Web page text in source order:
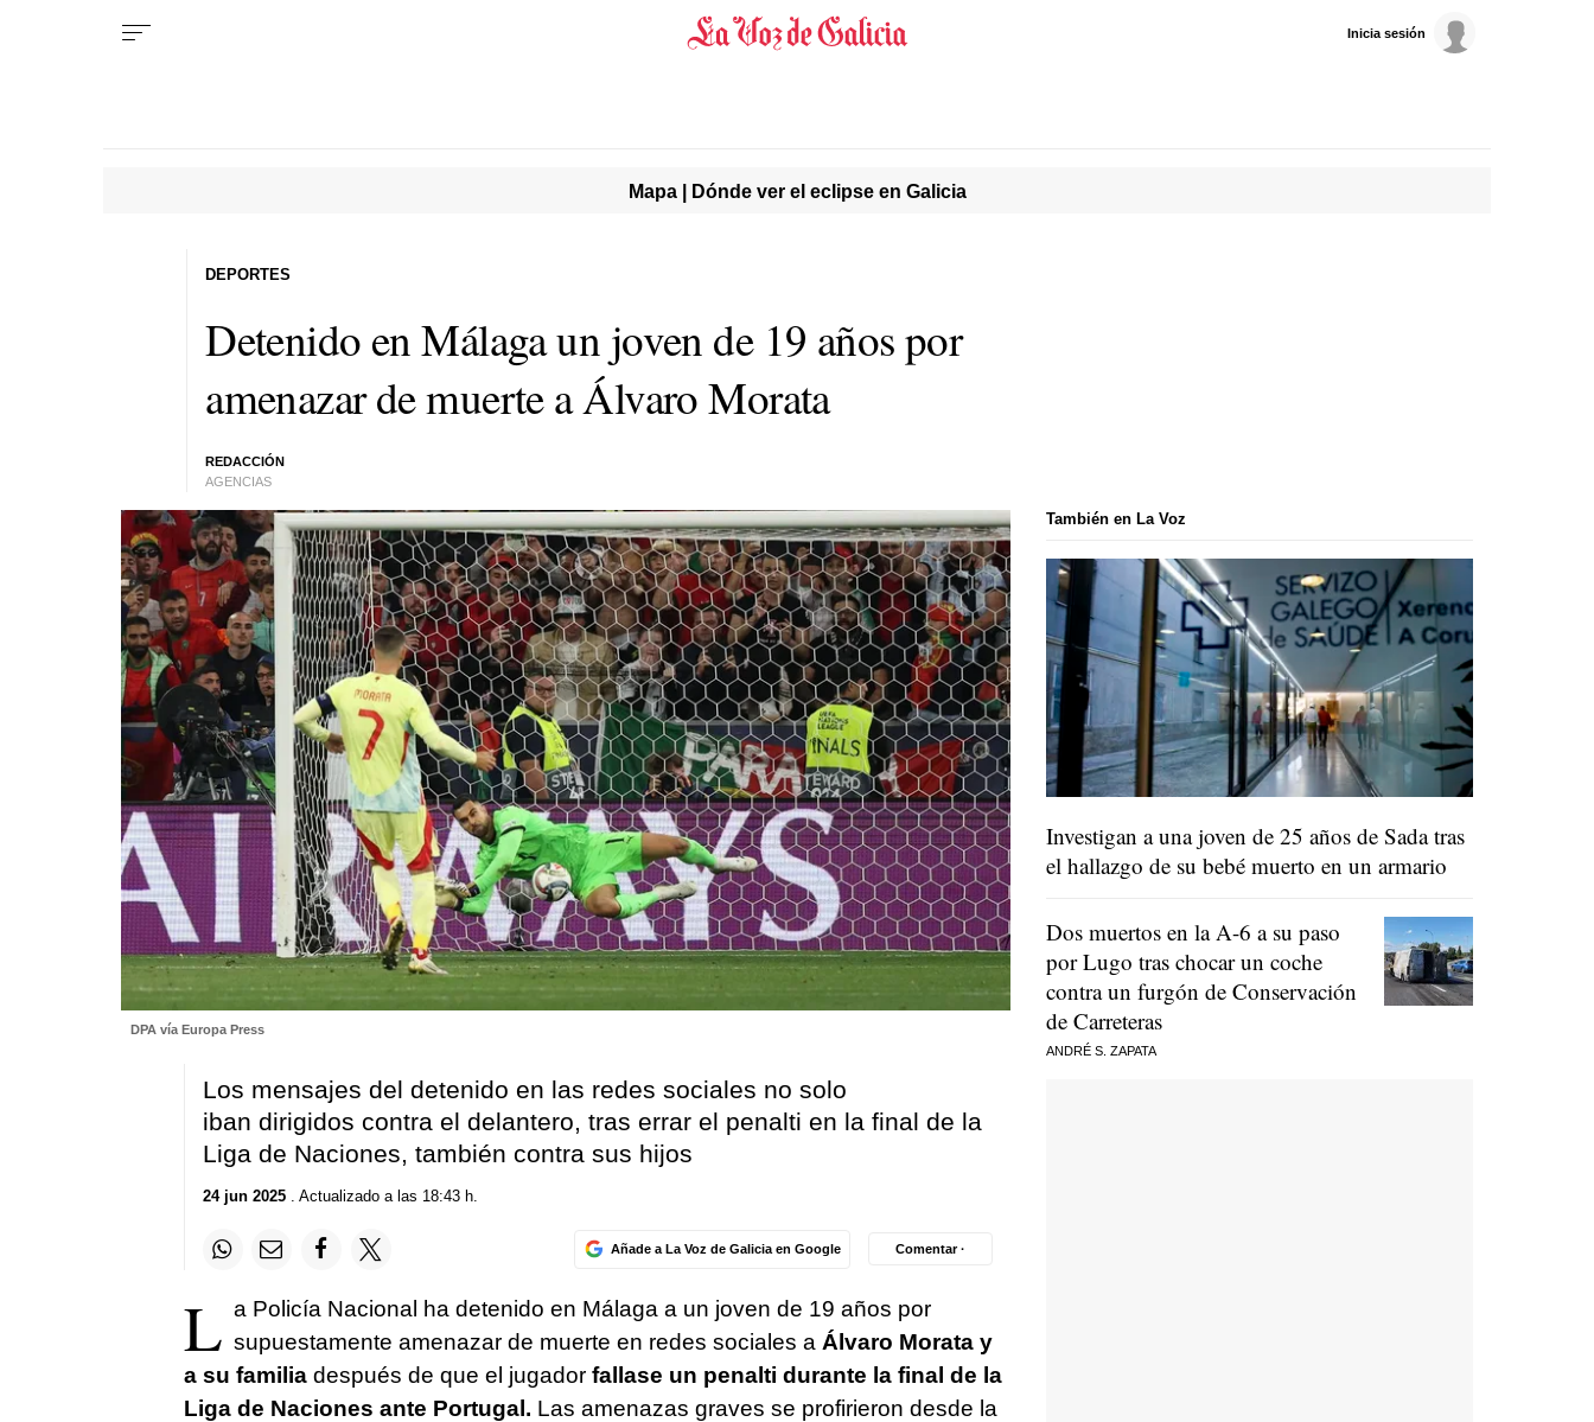
Inicia sesión
Mapa | Dónde ver el eclipse en Galicia
Detenido en Málaga un joven de 19 años por
amenazar de muerte a Álvaro Morata
REDACCIÓN
AGENCIAS
DEPORTES
DPA vía Europa Press
Los mensajes del detenido en las redes sociales no solo
iban dirigidos contra el delantero, tras errar el penalti en la final de la
Liga de Naciones, también contra sus hijos
24 jun 2025. Actualizado a las 18:43 h.
Añade a La Voz de Galicia en Google Comentar ·
L a Policía Nacional ha detenido en Málaga a un joven de 19 años por
supuestamente amenazar de muerte en redes sociales a Álvaro Morata y
a su familiadespués de que el jugador fallase un penalti durante la final de la
Liga de Naciones ante Portugal. Las amenazas graves se profirieron desde la
También en La Voz
Investigan a una joven de 25 años de Sada tras
el hallazgo de su bebé muerto en un armario
Dos muertos en la A-6 a su paso
por Lugo tras chocar un coche
contra un furgón de Conservación
de Carreteras
ANDRÉ S. ZAPATA